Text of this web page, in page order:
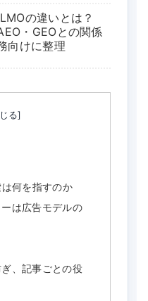
の違いとは？
・GEOとの関係
向けに整理
何を指すのか
は広告モデルの
、記事ごとの役